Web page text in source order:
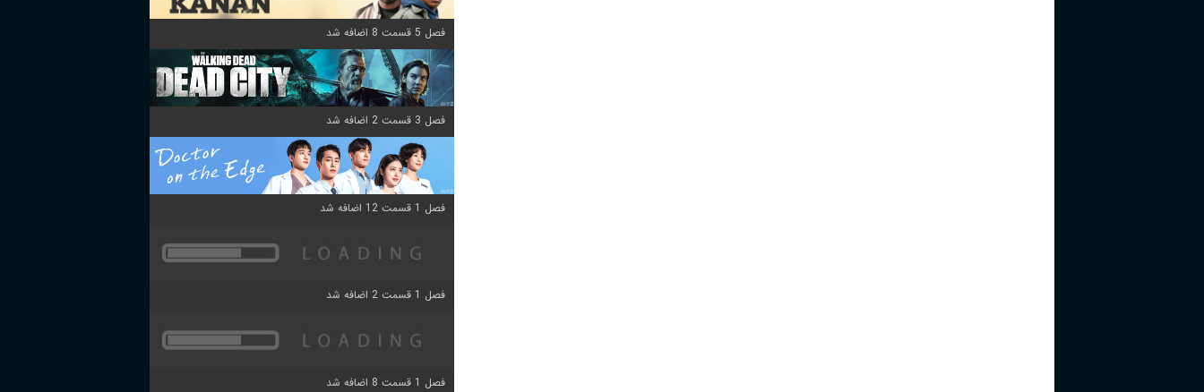
فصل 5 قسمت 8 اضافه شد
فصل 3 قسمت 2 اضافه شد
فصل 1 قسمت 12 اضافه شد
فصل 1 قسمت 2 اضافه شد
فصل 1 قسمت 8 اضافه شد